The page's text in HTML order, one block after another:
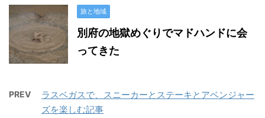
旅と地域
別府の地獄めぐりでマドハンドに会
ってきた
PREV
ラスベガスで、スニーカーとステーキとアベンジャー
ズを楽しむ記事